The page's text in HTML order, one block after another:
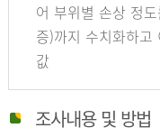
어 부위별 손상 정
증)까지 수치화하
값
조사내용 및 방법